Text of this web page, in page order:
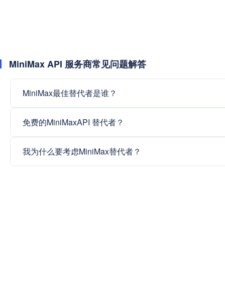
MiniMax API 服务商常见问题解答
MiniMax最佳替代者是谁？
免费的MiniMaxAPI 替代者？
我为什么要考虑MiniMax替代者？